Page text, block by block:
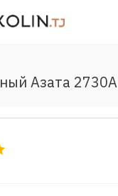
Азата 2730A